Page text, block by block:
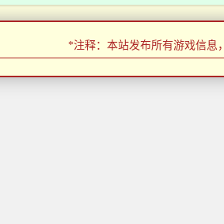
*注释：本站发布所有游戏信息